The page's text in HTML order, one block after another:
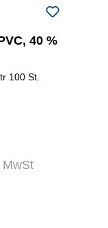
40 %
100 St.
MwSt